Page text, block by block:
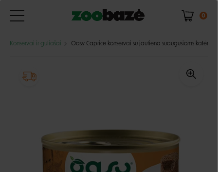
0
Konservai ir guliašai Oasy Caprice konservai su jautiena suaugusioms katėms